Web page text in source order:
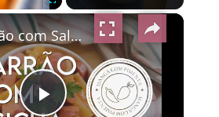
×
Macarrão com Salsicha